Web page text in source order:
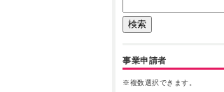
事業申請者
※複数選択できます。